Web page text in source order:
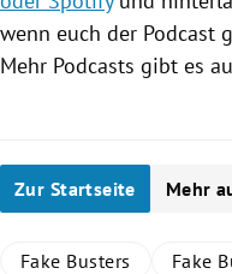
wenn euch der Podcast
Mehr Podcasts gibt es
Zur Startseite Mehr
Fake Busters Fake